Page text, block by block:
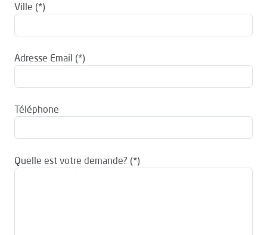
Ville
Adresse Email
Téléphone
Quelle est votre demande?